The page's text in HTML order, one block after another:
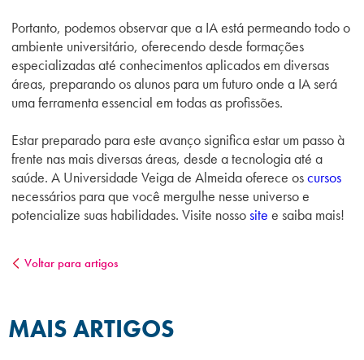
Portanto, podemos observar que a IA está permeando todo o
ambiente universitário, oferecendo desde formações
especializadas até conhecimentos aplicados em diversas
áreas, preparando os alunos para um futuro onde a IA será
uma ferramenta essencial em todas as profissões.
Estar preparado para este avanço significa estar um passo à
frente nas mais diversas áreas, desde a tecnologia até a
saúde. A Universidade Veiga de Almeida oferece oscursos
necessários para que você mergulhe nesse universo e
potencialize suas habilidades. Visite nossosite e saiba mais!
Voltar para artigos
MAIS ARTIGOS